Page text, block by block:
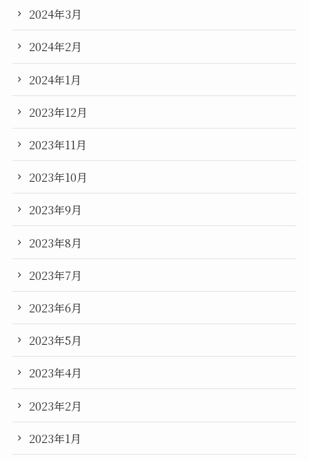
2024年3月
2024年2月
2024年1月
2023年12月
2023年11月
2023年10月
2023年9月
2023年8月
2023年7月
2023年6月
2023年5月
2023年4月
2023年2月
2023年1月